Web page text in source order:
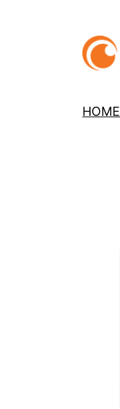
HOME